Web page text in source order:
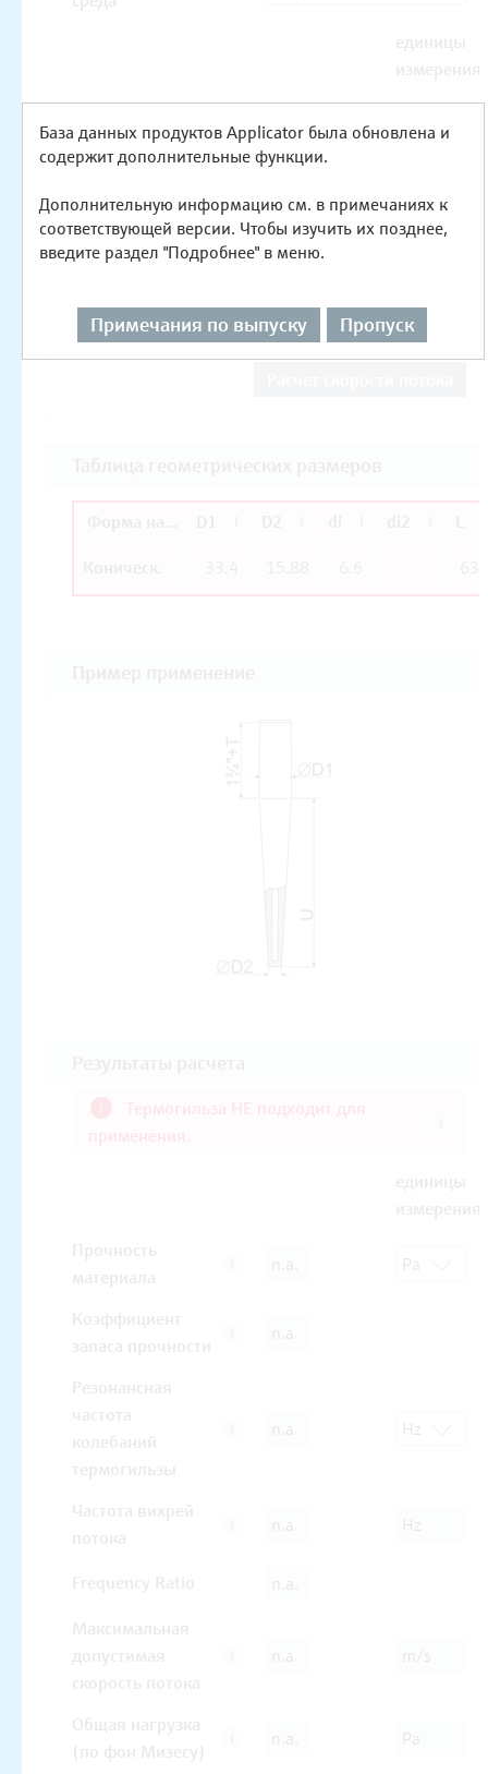
База данных продуктов Applicator была обновлена и
содержит дополнительные функции.
Дополнительную информацию см. в примечаниях к
соответствующей версии. Чтобы изучить их позднее,
введите раздел "Подробнее" в меню.
Примечания по выпуску Пропуск